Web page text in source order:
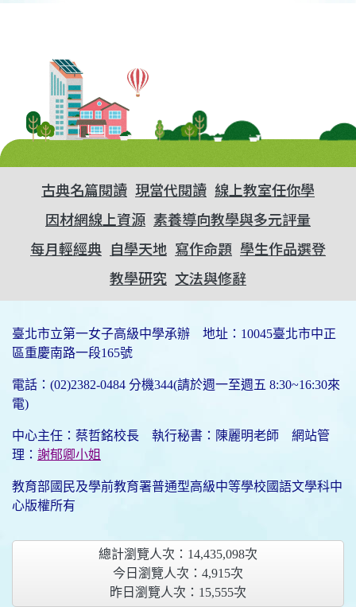
古典名篇閱讀 現當代閱讀 線上教室任你學
因材網線上資源 素養導向教學與多元評量
每月輕經典 自學天地 寫作命題 學生作品選登
教學研究 文法與修辭
臺北市立第一女子高級中學承辦 地址：10045臺北市中正
區重慶南路一段165號
電話：(02)2382-0484 分機344(請於週一至週五 8:30~16:30來
電)
中心主任：蔡哲銘校長 執行秘書：陳麗明老師 網站管
理： 謝郁卿小姐
教育部國民及學前教育署普通型高級中等學校國語文學科中
心版權所有
總計瀏覽人次： 14,435,098次
今日瀏覽人次： 4,915次
昨日瀏覽人次： 15,555次